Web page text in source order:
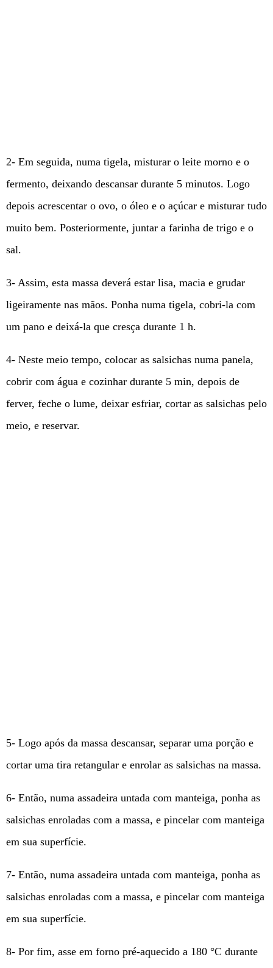
2- Em seguida, numa tigela, misturar o leite morno e o
fermento, deixando descansar durante 5 minutos. Logo
depois acrescentar o ovo, o óleo e o açúcar e misturar tudo
muito bem. Posteriormente, juntar a farinha de trigo e o
sal.
3- Assim, esta massa deverá estar lisa, macia e grudar
ligeiramente nas mãos. Ponha numa tigela, cobri-la com
um pano e deixá-la que cresça durante 1 h.
4- Neste meio tempo, colocar as salsichas numa panela,
cobrir com água e cozinhar durante 5 min, depois de
ferver, feche o lume, deixar esfriar, cortar as salsichas pelo
meio, e reservar.
5- Logo após da massa descansar, separar uma porção e
cortar uma tira retangular e enrolar as salsichas na massa.
6- Então, numa assadeira untada com manteiga, ponha as
salsichas enroladas com a massa, e pincelar com manteiga
em sua superfície.
7- Então, numa assadeira untada com manteiga, ponha as
salsichas enroladas com a massa, e pincelar com manteiga
em sua superfície.
8- Por fim, asse em forno pré-aquecido a 180 °C durante